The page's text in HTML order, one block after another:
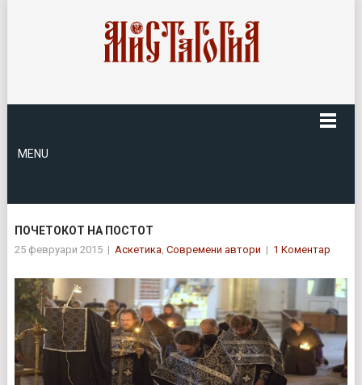
MENU
ПОЧЕТОКОТ НА ПОСТОТ
25 февруари 2015 | Аскетика, Современи автори | 1 Коментар